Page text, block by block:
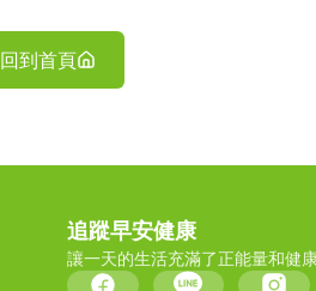
回到首頁
追蹤早安健康
讓一天的生活充滿了正能量和健